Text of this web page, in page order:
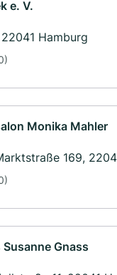
e. V.
Hamburg
Monika Mahler
169,
Gnass